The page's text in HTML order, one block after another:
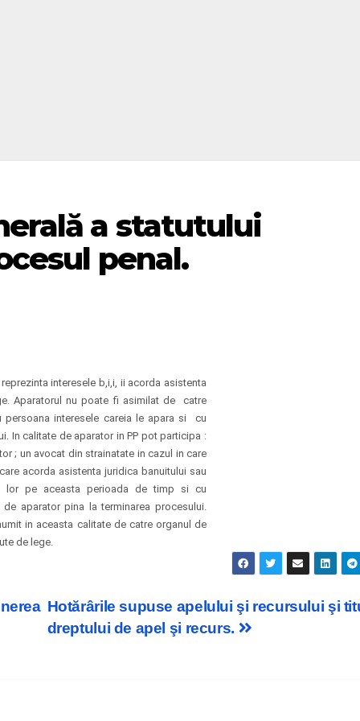
a statutului
penal.
interesele b,i,i, ii acorda asistenta
Aparatorul nu poate fi asimilat de catre
interesele careia le apara si cu
In calitate de aparator in PP pot participa :
; un avocat din strainatate in cazul in care
acorda asistenta juridica banuitului sau
lor pe aceasta perioada de timp si cu
aparator pina la terminarea procesului.
in aceasta calitate de catre organul de
de lege.
Hotărârile supuse apelului şi recursului şi
dreptului de apel şi recurs.